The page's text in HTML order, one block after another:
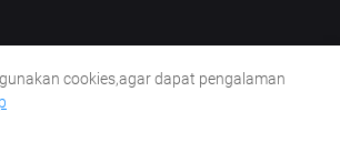
UU Pers Kode Etik
Pedoman Siber
Wartawan
cookies,agar dapat pengalaman